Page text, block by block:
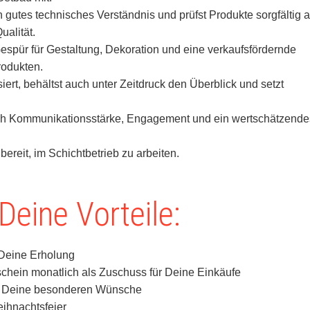
gutes technisches Verständnis und prüfst Produkte sorgfältig
für Gestaltung, Dekoration und eine verkaufsfördernde
behältst auch unter Zeitdruck den Überblick und setzt
Kommunikationsstärke, Engagement und ein
im Schichtbetrieb zu arbeiten.
Vorteile:
Erholung
monatlich als Zuschuss für Deine Einkäufe
besonderen Wünsche